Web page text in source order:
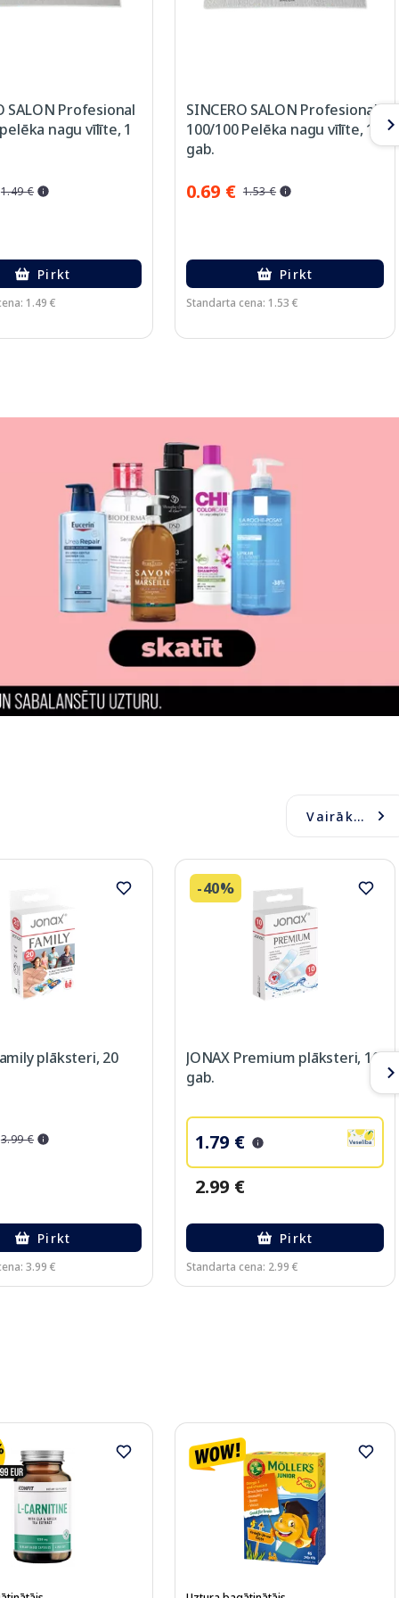
SALON Profesional
nagu vīlīte, 1
1.49 €
Pirkt
1.49 €
SINCERO SALON Profesional
100/100 Pelēka nagu vīlīte, 1
gab.
0.69 € 1.53 €
Pirkt
Standarta cena: 1.53 €
Vairāk...
plāksteri, 20
3.99 €
Pirkt
3.99 €
-40%
JONAX Premium plāksteri, 10
gab.
1.79 €
2.99 €
Pirkt
Standarta cena: 2.99 €